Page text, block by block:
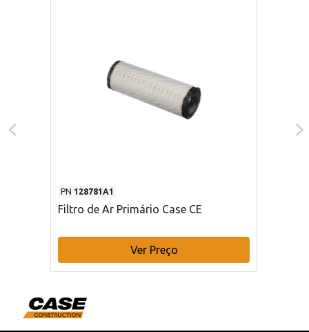
PN 128781A1
Filtro de Ar Primário Case CE
Ver Preço